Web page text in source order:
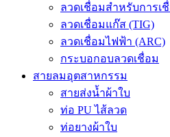
ลวดเชื่อมสำหรับการเ
ลวดเชื่อมแก๊ส (TIG)
ลวดเชื่อมไฟฟ้า (ARC)
กระบอกอบลวดเชื่อม
สายลมอุตสาหกรรม
สายส่งน้ำผ้าใบ
ท่อ PU ไส้ลวด
ท่อยางผ้าใบ